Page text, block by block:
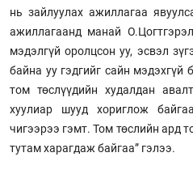
нь зайлуулах ажиллагаа
ажиллагаанд манай
мэдэлгүй оролцсон уу, эсвэл
байна уу гэдгийг сайн мэдэхгүй
том төслүүдийн худалдан
хуулиар шууд хориглож
чигээрээ гэмт. Том төслийн ард
тутам харагдаж байгаа” гэлээ.